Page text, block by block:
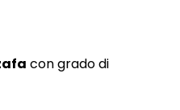
con grado di